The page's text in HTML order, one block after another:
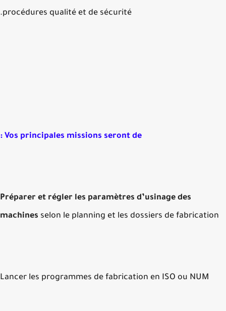
procédures qualité et de sécurité.
Vos principales missions seront de :
Préparer et régler les paramètres d’usinage des
machinesselon le planning et les dossiers de
Lancer les programmes de fabrication en ISO ou NUM